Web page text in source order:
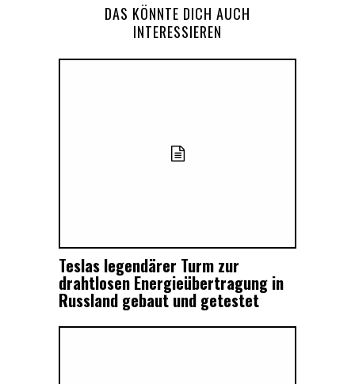
DAS KÖNNTE DICH AUCH
INTERESSIEREN
Teslas legendärer Turm zur
drahtlosen Energieübertragung in
Russland gebaut und getestet